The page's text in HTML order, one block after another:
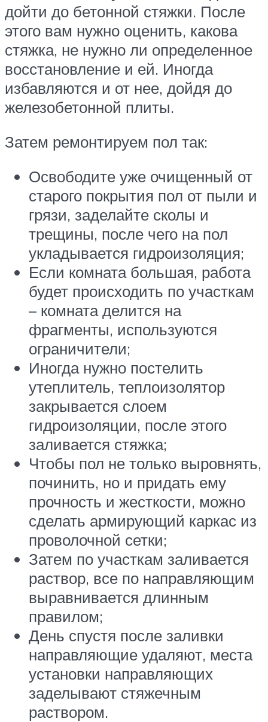
дойти до бетонной стяжки. После
этого вам нужно оценить, какова
стяжка, не нужно ли определенное
восстановление и ей. Иногда
избавляются и от нее, дойдя до
железобетонной плиты.
Затем ремонтируем пол так:
Освободите уже очищенный от
старого покрытия пол от пыли и
грязи, заделайте сколы и
трещины, после чего на пол
укладывается гидроизоляция;
Если комната большая, работа
будет происходить по участкам
– комната делится на
фрагменты, используются
ограничители;
Иногда нужно постелить
утеплитель, теплоизолятор
закрывается слоем
гидроизоляции, после этого
заливается стяжка;
Чтобы пол не только выровнять,
починить, но и придать ему
прочность и жесткости, можно
сделать армирующий каркас из
проволочной сетки;
Затем по участкам заливается
раствор, все по направляющим
выравнивается длинным
правилом;
День спустя после заливки
направляющие удаляют, места
установки направляющих
заделывают стяжечным
раствором.